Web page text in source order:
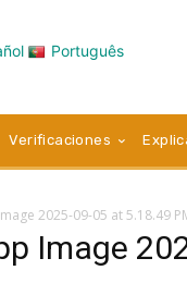
Português
Verificaciones
2025-09-05 at 5.18.49
Image